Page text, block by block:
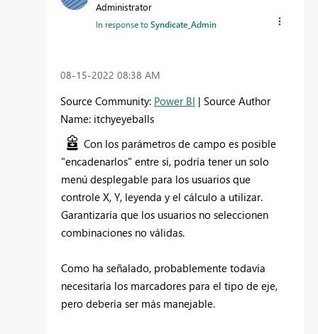
Administrator
In response toSyndicate_Admin
‎08-15-2022 08:38 AM
Source Community: Power BI | Source Author
Name: itchyeyeballs
Con los parámetros de campo es posible
"encadenarlos" entre sí, podría tener un solo
menú desplegable para los usuarios que
controle X, Y, leyenda y el cálculo a utilizar.
Garantizaría que los usuarios no seleccionen
combinaciones no válidas.
Como ha señalado, probablemente todavía
necesitaría los marcadores para el tipo de eje,
pero debería ser más manejable.